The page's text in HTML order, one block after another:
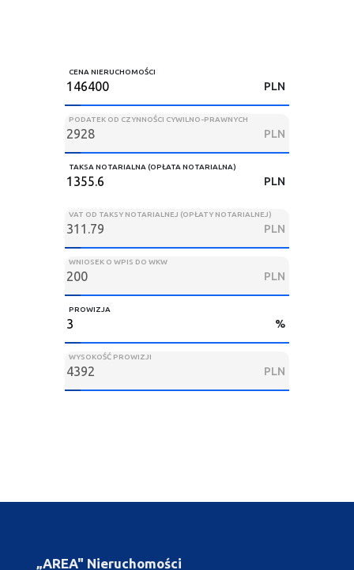
CENA NIERUCHOMOŚCI
PLN
PODATEK OD CZYNNOŚCI CYWILNO-PRAWNYCH
PLN
TAKSA NOTARIALNA (OPŁATA NOTARIALNA)
PLN
VAT OD TAKSY NOTARIALNEJ (OPŁATY NOTARIALNEJ)
PLN
WNIOSEK O WPIS DO WKW
PLN
PROWIZJA
%
WYSOKOŚĆ PROWIZJI
PLN
„AREA" Nieruchomości